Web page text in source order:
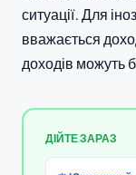
ситуації. Для
вважається
доходів можуть
ДІЙТЕ ЗАРАЗ